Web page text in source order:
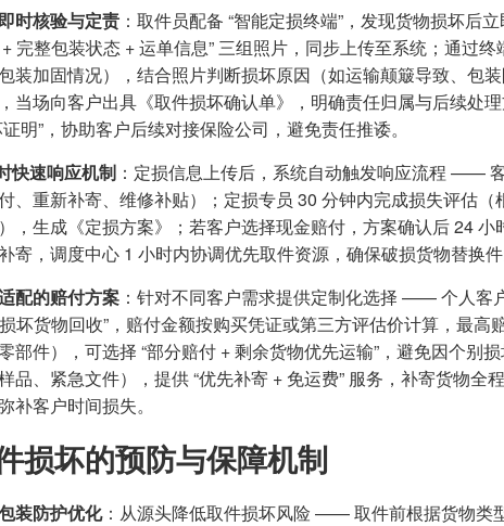
时核验与定责 ：取件员配备 “智能定损终端”，发现货物损坏
完整包装状态 + 运单信息” 三组照片，同步上传至系统；通过
装加固情况），结合照片判断损坏原因（如运输颠簸导致、包
当场向客户出具《取件损坏确认单》，明确责任归属与后续处
证明”，协助客户后续对接保险公司，避免责任推诿。
快速响应机制 ：定损信息上传后，系统自动触发响应流程 ——
、重新补寄、维修补贴）；定损专员 30 分钟内完成损失评估
，生成《定损方案》；若客户选择现金赔付，方案确认后 24
寄，调度中心 1 小时内协调优先取件资源，确保破损货物替换
配的赔付方案 ：针对不同客户需求提供定制化选择 —— 个人客
坏货物回收”，赔付金额按购买凭证或第三方评估价计算，最
部件），可选择 “部分赔付 + 剩余货物优先运输”，避免因个别
品、紧急文件），提供 “优先补寄 + 免运费” 服务，补寄货物全
补客户时间损失。
损坏的预防与保障机制
装防护优化：从源头降低取件损坏风险 —— 取件前根据货物类